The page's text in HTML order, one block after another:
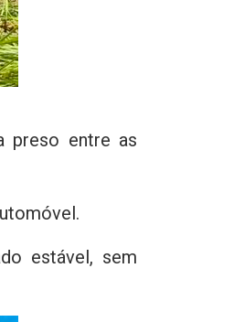
preso entre as
estável, sem